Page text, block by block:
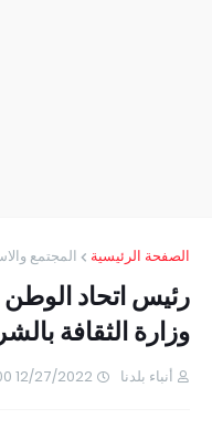
الصفحة الرئيسية المجتمع
رئيس اتحاد
وزارة الثقافة
أنباء بلدنا 12/27/2022 05:31:00 م